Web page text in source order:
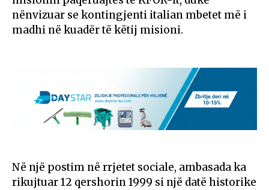
nënvizuar se kontingjenti italian mbetet më i
madhi në kuadër të këtij misioni.
Në një postim në rrjetet sociale, ambasada ka
rikujtuar 12 qershorin 1999 si një datë historike